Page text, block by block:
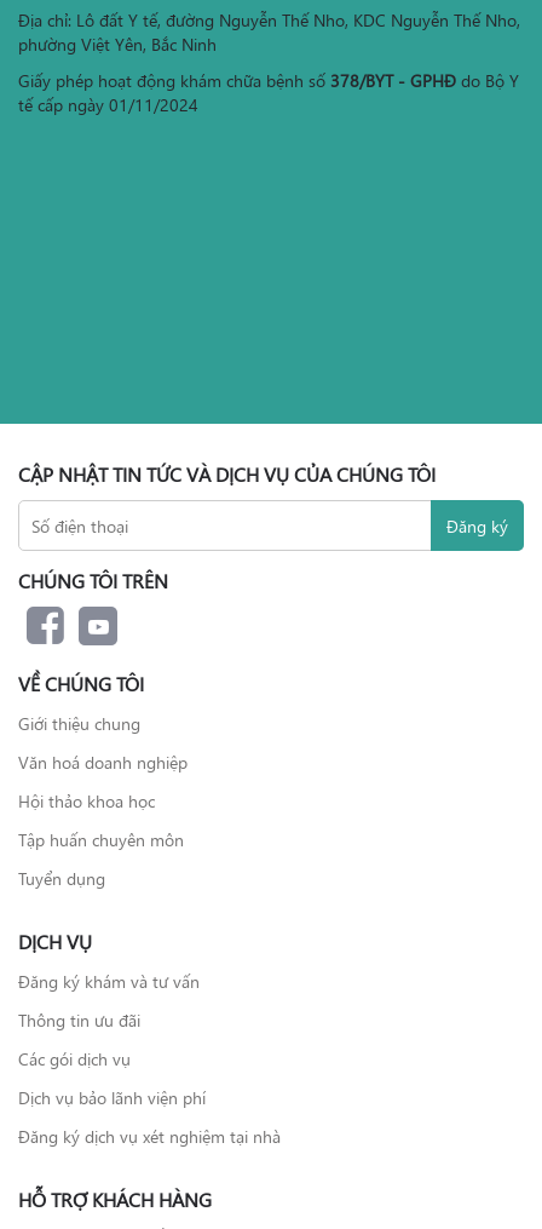
Địa chỉ: Lô đất Y tế, đường Nguyễn Thế Nho, KDC Nguyễn Thế Nho,
phường Việt Yên, Bắc Ninh
Giấy phép hoạt động khám chữa bệnh số 378/BYT - GPHĐ do Bộ Y
tế cấp ngày 01/11/2024
CẬP NHẬT TIN TỨC VÀ DỊCH VỤ CỦA CHÚNG TÔI
CHÚNG TÔI TRÊN
VỀ CHÚNG TÔI
Giới thiệu chung
Văn hoá doanh nghiệp
Hội thảo khoa học
Tập huấn chuyên môn
Tuyển dụng
DỊCH VỤ
Đăng ký khám và tư vấn
Thông tin ưu đãi
Các gói dịch vụ
Dịch vụ bảo lãnh viện phí
Đăng ký dịch vụ xét nghiệm tại nhà
HỖ TRỢ KHÁCH HÀNG